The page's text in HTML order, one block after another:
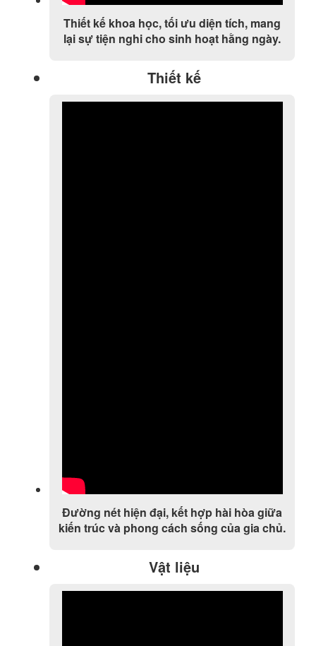
Thiết kế khoa học, tối ưu diện tích, mang
lại sự tiện nghi cho sinh hoạt hằng ngày.
Thiết kế
Đường nét hiện đại, kết hợp hài hòa giữa
kiến trúc và phong cách sống của gia chủ.
Vật liệu